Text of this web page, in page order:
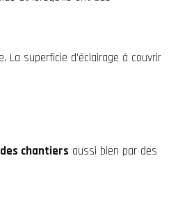
superficie d'éclairage à couvrir
chantiers aussi bien par des